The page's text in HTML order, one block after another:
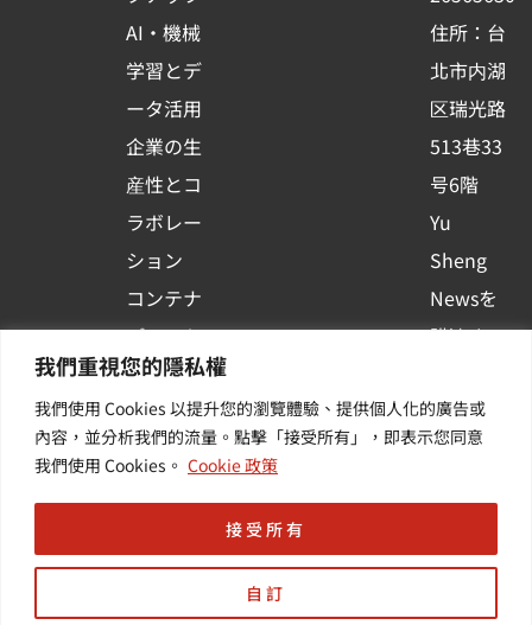
我們重視您的隱私權
我們使用 Cookies 以提升您的瀏覽體驗、提供個人化的廣告或
內容，並分析我們的流量。點擊「接受所有」，即表示您同意
我們使用 Cookies。 Cookie 政策
自訂
接受所有
AI・機械
学習とデ
ータ活用
企業の生
産性とコ
ラボレー
ション
コンテナ
プラット
フォーム
活用
その他・
-
s
q
u
a
r
e
住所：台
北市内湖
区瑞光路
513巷33
号6階
Yu
Sheng
Newsを
購読する
イベント
や業界情